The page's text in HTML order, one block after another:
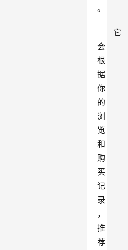
。
它
会
根
据
你
的
浏
览
和
购
买
记
录
，
推
荐